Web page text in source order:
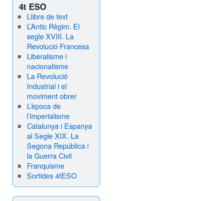
4t ESO
Llibre de text
L’Antic Règim. El
segle XVIII. La
Revolució Francesa
Liberalisme i
nacionalisme
La Revolució
Industrial i el
moviment obrer
L’època de
l’imperialisme
Catalunya i Espanya
al Segle XIX. La
Segona República i
la Guerra Civil
Franquisme
Sortides 4tESO